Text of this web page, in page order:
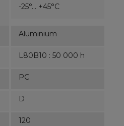
-25°... +45°C
Aluminium
L80B10 : 50 000 h
PC
D
120